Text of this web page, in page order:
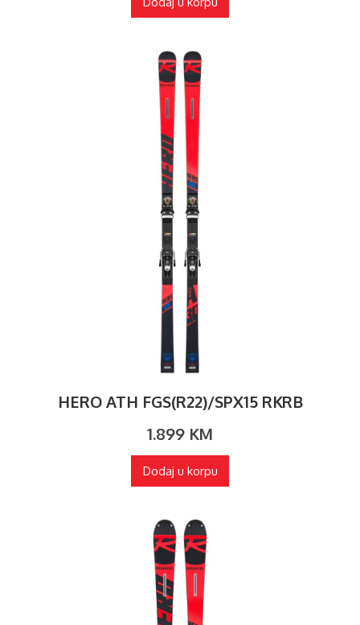
HERO ATH FGS(R22)/SPX15 RKRB
1.899 KM
Dodaj u korpu